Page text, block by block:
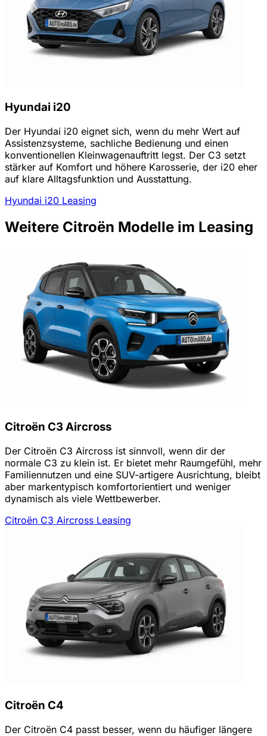
Hyundai i20
Der Hyundai i20 eignet sich, wenn du mehr Wert auf
Assistenzsysteme, sachliche Bedienung und einen
konventionellen Kleinwagenauftritt legst. Der C3 setzt
stärker auf Komfort und höhere Karosserie, der i20 eher
auf klare Alltagsfunktion und Ausstattung.
Hyundai i20 Leasing
Weitere Citroën Modelle im Leasing
Citroën C3 Aircross
Der Citroën C3 Aircross ist sinnvoll, wenn dir der
normale C3 zu klein ist. Er bietet mehr Raumgefühl, mehr
Familiennutzen und eine SUV-artigere Ausrichtung, bleibt
aber markentypisch komfortorientiert und weniger
dynamisch als viele Wettbewerber.
Citroën C3 Aircross Leasing
Citroën C4
Der Citroën C4 passt besser, wenn du häufiger längere